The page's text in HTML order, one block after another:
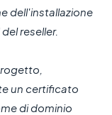
dell'installazione
reseller.
un certificato
di dominio